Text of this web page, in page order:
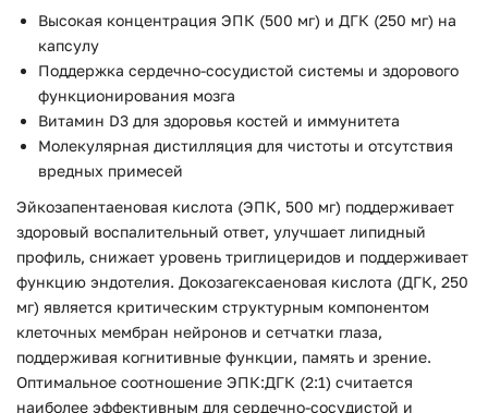
Высокая концентрация ЭПК (500 мг) и ДГК (250 мг) на
капсулу
Поддержка сердечно-сосудистой системы и здорового
функционирования мозга
Витамин D3 для здоровья костей и иммунитета
Молекулярная дистилляция для чистоты и отсутствия
вредных примесей
Эйкозапентаеновая кислота (ЭПК, 500 мг) поддерживает
здоровый воспалительный ответ, улучшает липидный
профиль, снижает уровень триглицеридов и поддерживает
функцию эндотелия. Докозагексаеновая кислота (ДГК, 250
мг) является критическим структурным компонентом
клеточных мембран нейронов и сетчатки глаза,
поддерживая когнитивные функции, память и зрение.
Оптимальное соотношение ЭПК:ДГК (2:1) считается
наиболее эффективным для сердечно-сосудистой и